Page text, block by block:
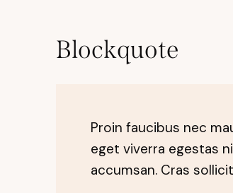
Blockquote
Proin faucibus nec
eget viverra egestas
accumsan. Cras